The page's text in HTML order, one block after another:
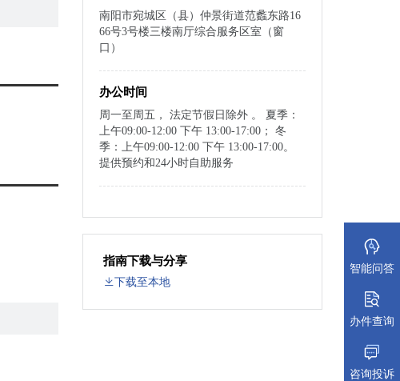
南阳市宛城区（县）仲景街道范蠡东路16
66号3号楼三楼南厅综合服务区室（窗
口）
办公时间
周一至周五， 法定节假日除外 。 夏季：
上午09:00-12:00 下午 13:00-17:00； 冬
季：上午09:00-12:00 下午 13:00-17:00。
提供预约和24小时自助服务
指南下载与分享
下载至本地
智能问答
办件查询
咨询投诉